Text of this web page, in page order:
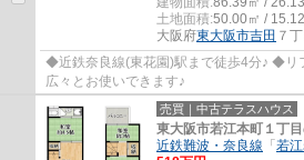
土地面積:50.00㎡ /
大阪府東大阪市吉田 ７
◆近鉄奈良線(東花園)駅まで徒歩4分♪ ◆リ
広々とお使いできます♪
売買｜中古テラスハウス
東大阪市若江本町１丁
近鉄難波・奈良線 「若